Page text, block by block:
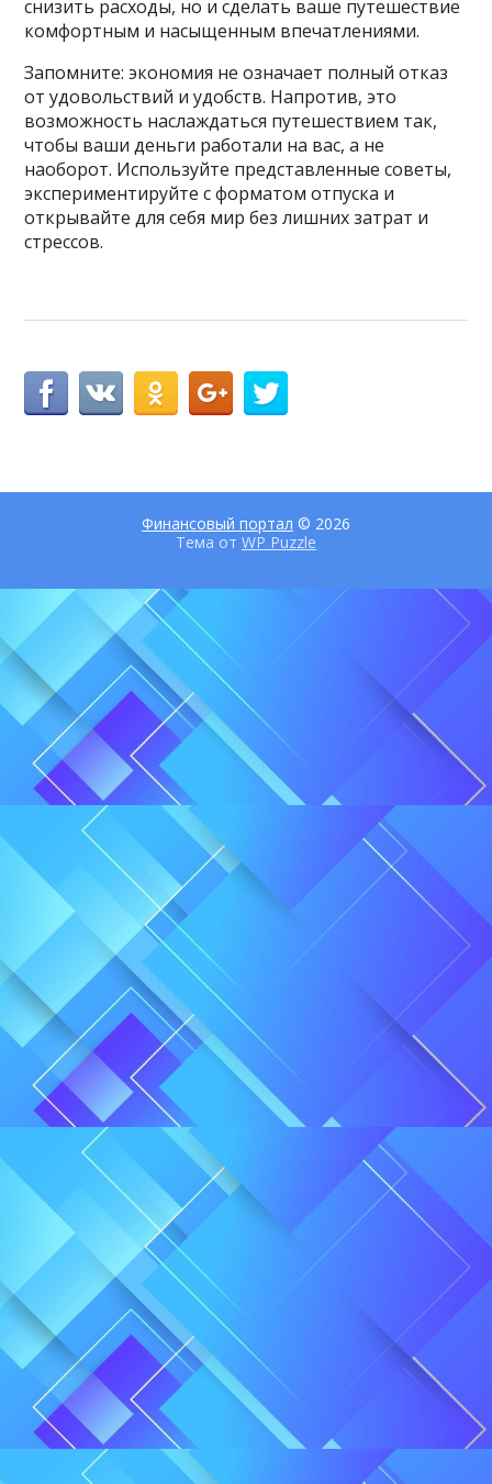
снизить расходы, но и сделать ваше путешествие
комфортным и насыщенным впечатлениями.
Запомните: экономия не означает полный отказ
от удовольствий и удобств. Напротив, это
возможность наслаждаться путешествием так,
чтобы ваши деньги работали на вас, а не
наоборот. Используйте представленные советы,
экспериментируйте с форматом отпуска и
открывайте для себя мир без лишних затрат и
стрессов.
Финансовый портал © 2026
Тема от WP Puzzle